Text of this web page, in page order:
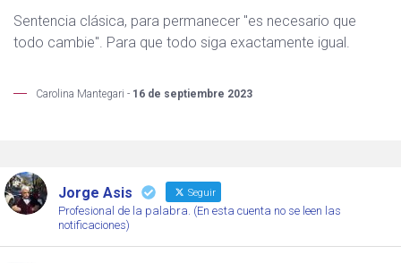
Sentencia clásica, para permanecer "es necesario que
todo cambie". Para que todo siga exactamente igual.
Carolina Mantegari - 16 de septiembre 2023
Jorge Asis Seguir
Profesional de la palabra. (En esta cuenta no se leen las
notificaciones)